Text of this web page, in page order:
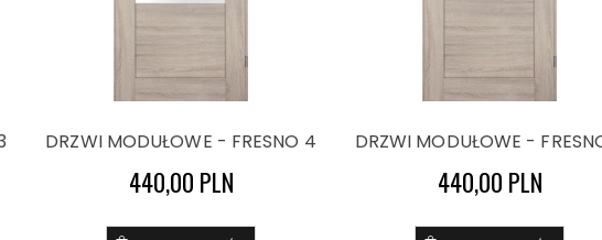
DRZWI MODUŁOWE - FRESNO 4
440,00 PLN
DRZWI MODUŁOWE -
440,00 PLN